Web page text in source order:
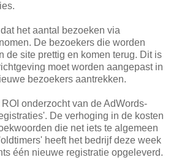
het aantal bezoeken via
De bezoekers die worden
de site prettig en komen terug. Dit is
moet worden aangepast in
bezoekers aantrekken.
onderzocht van de AdWords-
De verhoging in de kosten
die net iets te algemeen
heeft het bedrijf deze week
één nieuwe registratie opgeleverd.